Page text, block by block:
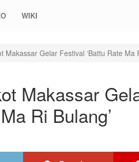
WIKI
Makassar Gelar Festival ‘Battu Rate Ma
Makassar
Ri Bulang’